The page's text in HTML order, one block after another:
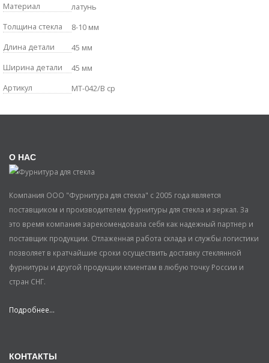
Материал
латунь
Толщина стекла
8-10 мм
Длина детали
45 мм
Ширина детали
45 мм
Артикул
MT-042/В cp
О НАС
Компания ООО "Фурнитура для стекла" с 2005 года является
поставщиком и производителем фурнитуры для стекла и зеркал. За
это время компания зарекомендовала себя как надежный партнер и
поставщик продукции. Отлаженная работа склада и службы логистики
позволяет в кратчайшие сроки осуществить доставку стеклянной
фурнитуры и другой продукции клиентам в любую точку России и
стран СНГ.
Подробнее...
КОНТАКТЫ